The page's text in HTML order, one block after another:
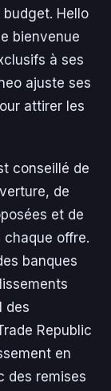
Hello
bienvenue
à ses
ajuste ses
attirer les
conseillé de
de
et de
chaque offre.
banques
des
Republic
en
des remises